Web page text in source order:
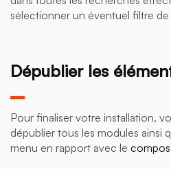
sélectionner un éventuel filtre
Dépublier les
Pour finaliser votre installation,
dépublier tous les modules ainsi
menu en rapport avec le